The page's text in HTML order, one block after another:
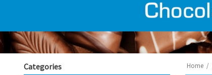
Categories Home /